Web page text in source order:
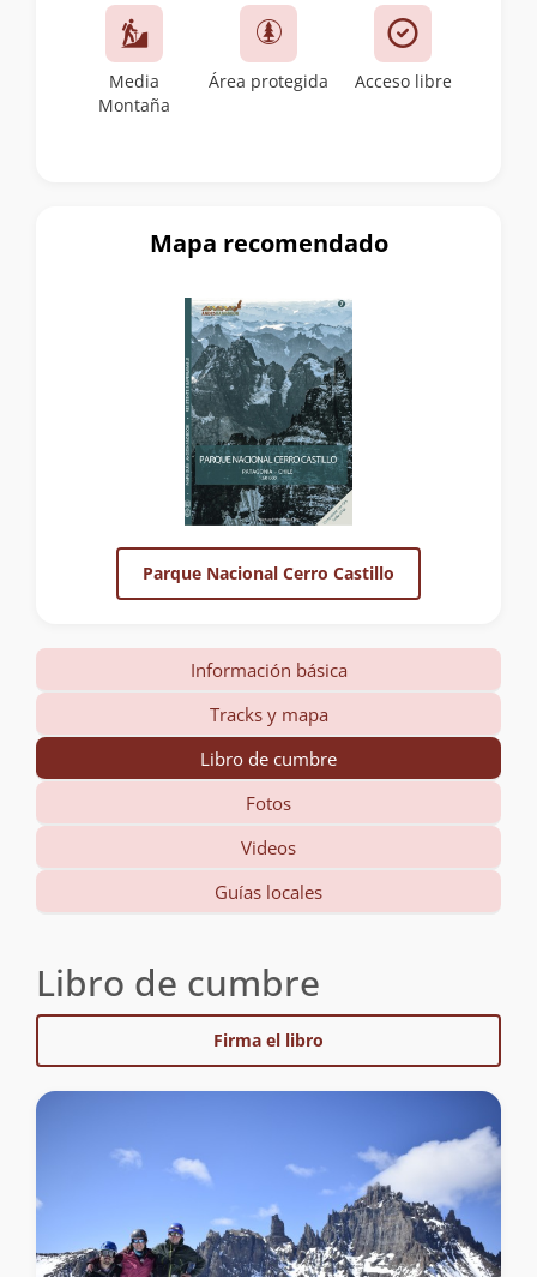
Media
Montaña
Área protegida Acceso libre
Mapa recomendado
Parque Nacional Cerro Castillo
Información básica
Tracks y mapa
Libro de cumbre
Fotos
Videos
Guías locales
Libro de cumbre
Firma el libro